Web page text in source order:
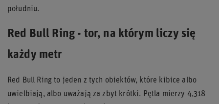
południu.
Red Bull Ring - tor, na którym liczy się
każdy metr
Red Bull Ring to jeden z tych obiektów, które kibice albo
uwielbiają, albo uważają za zbyt krótki. Pętla mierzy 4,318